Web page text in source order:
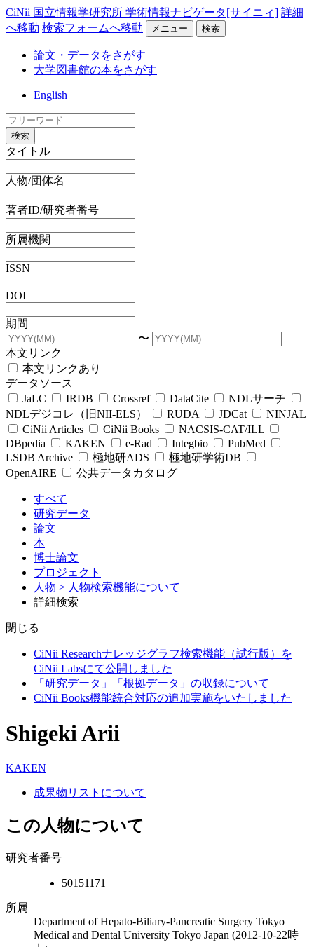
CiNii 国立情報学研究所 学術情報ナビゲータ[サイニィ] 詳細
へ移動 検索フォームへ移動 メニュー 検索
論文・データをさがす
大学図書館の本をさがす
English
検索
タイトル
人物/団体名
著者ID/研究者番号
所属機関
ISSN
DOI
期間
〜
本文リンク
本文リンクあり
データソース
JaLC
IRDB Crossref DataCite
NDLサーチ
NDLデジコレ（旧NII-ELS）
RUDA JDCat
NINJAL
CiNii Articles
CiNii Books
NACSIS-CAT/ILL
DBpedia
KAKEN e-Rad Integbio
PubMed
LSDB Archive
極地研ADS
極地研学術DB
OpenAIRE
公共データカタログ
すべて
研究データ
論文
本
博士論文
プロジェクト
人物 > 人物検索機能について
詳細検索
閉じる
CiNii Researchナレッジグラフ検索機能（試行版）を
CiNii Labsにて公開しました
「研究データ」「根拠データ」の収録について
CiNii Books機能統合対応の追加実施をいたしました
Shigeki Arii
KAKEN
成果物リストについて
この人物について
研究者番号
50151171
所属
Department of Hepato‐Biliary‐Pancreatic Surgery Tokyo
Medical and Dental University Tokyo Japan (2012-10-22時